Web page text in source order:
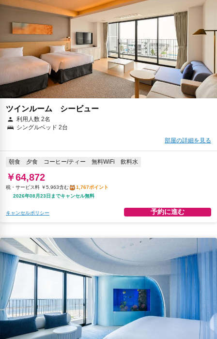
ツインルーム シービュー
利用人数 2名
シングルベッド 2台
部屋の詳細を見る
朝食 夕食 コーヒー/ティー 無料WiFi 飲料水
￥64,872
税・サービス料 ￥5,963含む
1,767ポイント
2026年08月23日までキャンセル無料
キャンセルポリシー 予約に進む